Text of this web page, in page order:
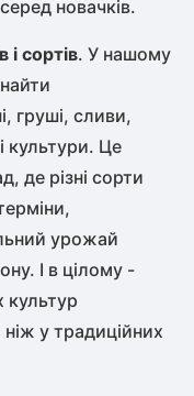
новачків.
і сортів. У нашому
груші, сливи,
культури. Це
де різні сорти
урожай
І в цілому -
культур
у традиційних